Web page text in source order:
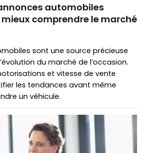
automobiles
comprendre le marché
sont une source précieuse
du marché de l’occasion.
et vitesse de vente
les tendances avant même
un véhicule.